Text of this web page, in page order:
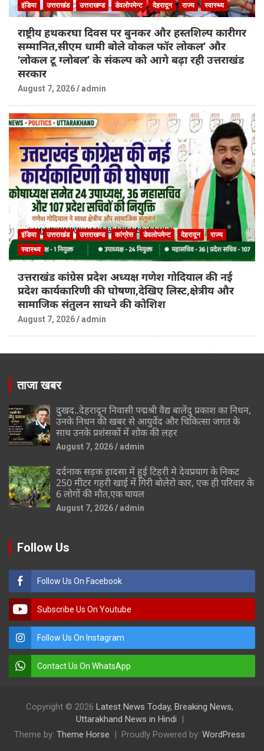
इंडिया उत्तराखंड उत्तराखण्ड डेवलोपमेन्ट देहरादून राज्य स्वास्थ्य
राष्ट्रीय हथकरघा दिवस पर बुनकर और हस्तशिल्प कारीगर
सम्मानित,सीएम धामी बोले वोकल फॉर लोकल’ और
‘लोकल टू ग्लोबल’ के संकल्प को आगे बढ़ा रही उत्तराखंड
सरकार
August 7, 2026 admin
इंडिया उत्तराखंड उत्तराखण्ड कांग्रेस डेवलोपमेन्ट देहरादून
राज्य
स्वास्थ्य
उत्तराखंड कांग्रेस प्रदेश अध्यक्ष गणेश गोदियाल की नई
प्रदेश कार्यकारिणी की घोषणा,देखिए लिस्ट,क्षेत्रीय और
सामाजिक संतुलन साधने की कोशिश
August 7, 2026 admin
ताजा खबर
दुखद..देहरादून निवासी पद्मश्री वैद्य बालेंदु प्रकाश का निधन,
उनके निधन की खबर से आयुर्वेद और चिकित्सा जगत के
साथ उनके प्रशंसकों में शोक की लहर
August 7, 2026 admin
दर्दनाक सड़क हादसा में हुई टिहरी मे देवप्रयाग के निकट
250 मीटर गहरी खाई में गिरी बोलेरो कार, एक ही परिवार के
6 लोगों की मौत,एक घायल
August 7, 2026 admin
Follow Us
Follow Us On Facebook
Subscribe Us On Youtube
Follow Us On Instagram
Contact Us On WhatsApp
Copyright © 2026 Latest News Today, Breaking News,
Uttarakhand News in Hindi
Theme by: Theme Horse Proudly Powered by: WordPress